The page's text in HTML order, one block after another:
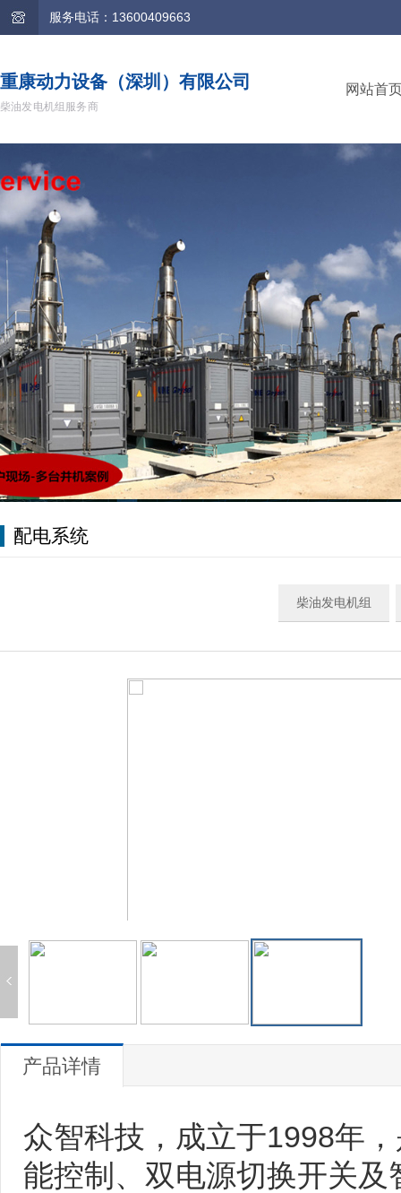
服务电话：13600409663
重康动力设备（深圳）有限公司
柴油发电机组服务商
网站首
配电系统
柴油发电机组
产品详情
众智科技，成立于1998年
能控制、双电源切换开关